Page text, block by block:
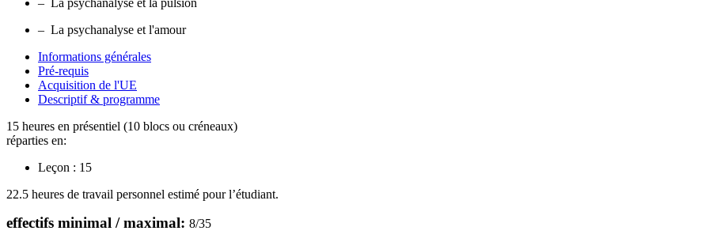
– La psychanalyse et l'amour
Informations générales
Pré-requis
Acquisition de l'UE
Descriptif & programme
15 heures en présentiel (10 blocs ou créneaux)
réparties en:
Leçon : 15
22.5 heures de travail personnel estimé pour l’étudiant.
effectifs minimal / maximal: 8/35